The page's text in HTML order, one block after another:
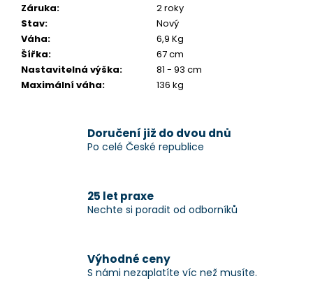
Záruka:
2 roky
Stav:
Nový
Váha:
6,9 Kg
Šířka:
67 cm
Nastavitelná výška:
81 - 93 cm
Maximální váha: 136 kg
Doručení již do dvou dnů
Po celé České republice
25 let praxe
Nechte si poradit od odborníků
Výhodné ceny
S námi nezaplatíte víc než musíte.